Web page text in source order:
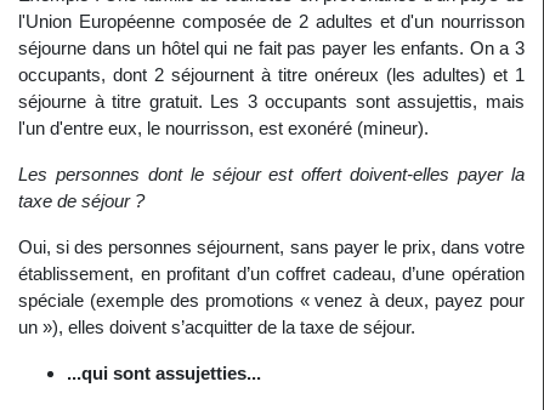
l'Union Européenne composée de 2 adultes et d'un nourrisson
séjourne dans un hôtel qui ne fait pas payer les enfants. On a 3
occupants, dont 2 séjournent à titre onéreux (les adultes) et 1
séjourne à titre gratuit. Les 3 occupants sont assujettis, mais
l'un d'entre eux, le nourrisson, est exonéré (mineur).
Les personnes dont le séjour est offert doivent-elles payer la
taxe de séjour ?
Oui, si des personnes séjournent, sans payer le prix, dans votre
établissement, en profitant d’un coffret cadeau, d’une opération
spéciale (exemple des promotions « venez à deux, payez pour
un »), elles doivent s’acquitter de la taxe de séjour.
...qui sont assujetties...